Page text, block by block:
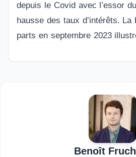
depuis le Covid avec l’essor
hausse des taux d’intérêts.
parts en septembre 2023
Benoît